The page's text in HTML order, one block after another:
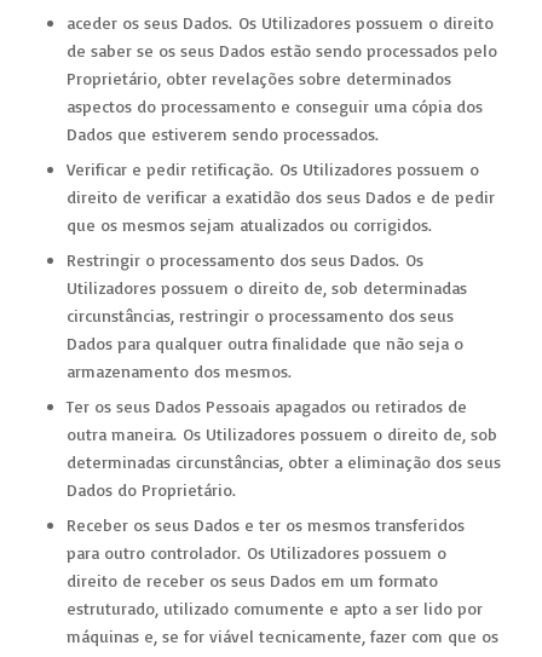
aceder os seus Dados. Os Utilizadores possuem o direito
de saber se os seus Dados estão sendo processados pelo
Proprietário, obter revelações sobre determinados
aspectos do processamento e conseguir uma cópia dos
Dados que estiverem sendo processados.
Verificar e pedir retificação. Os Utilizadores possuem o
direito de verificar a exatidão dos seus Dados e de pedir
que os mesmos sejam atualizados ou corrigidos.
Restringir o processamento dos seus Dados. Os
Utilizadores possuem o direito de, sob determinadas
circunstâncias, restringir o processamento dos seus
Dados para qualquer outra finalidade que não seja o
armazenamento dos mesmos.
Ter os seus Dados Pessoais apagados ou retirados de
outra maneira. Os Utilizadores possuem o direito de, sob
determinadas circunstâncias, obter a eliminação dos seus
Dados do Proprietário.
Receber os seus Dados e ter os mesmos transferidos
para outro controlador. Os Utilizadores possuem o
direito de receber os seus Dados em um formato
estruturado, utilizado comumente e apto a ser lido por
máquinas e, se for viável tecnicamente, fazer com que os